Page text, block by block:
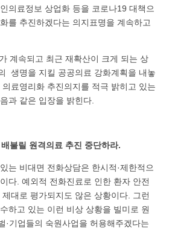
의료정보 상업화 등을 코로나19 대책으
를 추진하겠다는 의지표명을 계속하고
계속되고 최근 재확산이 크게 되는 상
생명을 지킬 공공의료 강화계획을 내놓
료영리화 추진의지를 적극 밝히고 있는
과 같은 입장을 밝힌다.
불릴 원격의료 추진 중단하라.
는 비대면 전화상담은 한시적·제한적으
다. 예외적 전화진료로 인한 환자 안전
대로 평가되지도 않은 상황이다. 그런
하고 있는 이런 비상 상황을 빌미로 원
·기업들의 숙원사업을 허용해주겠다는